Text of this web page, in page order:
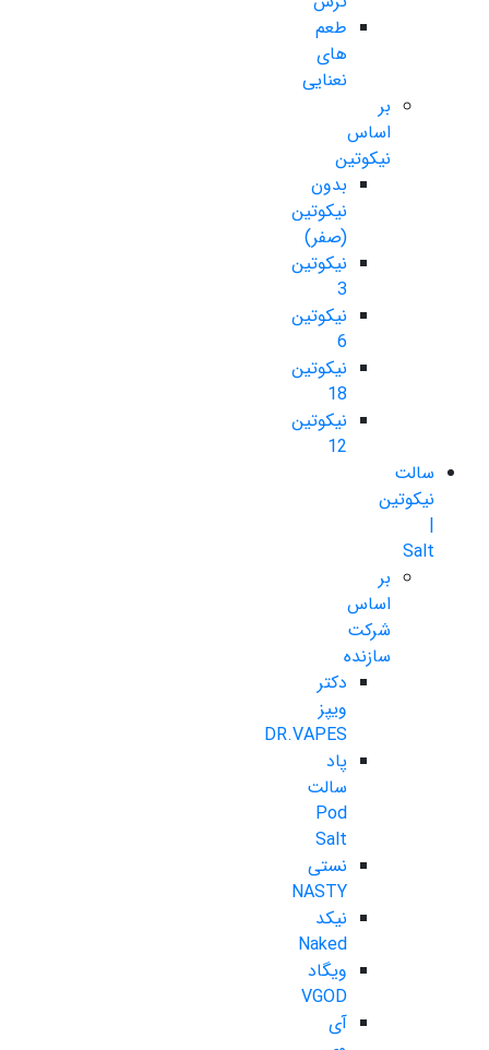
طعم
های
نعنایی
بر
اساس
نیکوتین
بدون
نیکوتین
(صفر)
نیکوتین
3
نیکوتین
6
نیکوتین
18
نیکوتین
12
سالت
نیکوتین
|
Salt
بر
اساس
شرکت
سازنده
دکتر
ویپز
DR.VAPES
پاد
سالت
Pod
Salt
نستی
NASTY
نیکد
Naked
ویگاد
VGOD
آی